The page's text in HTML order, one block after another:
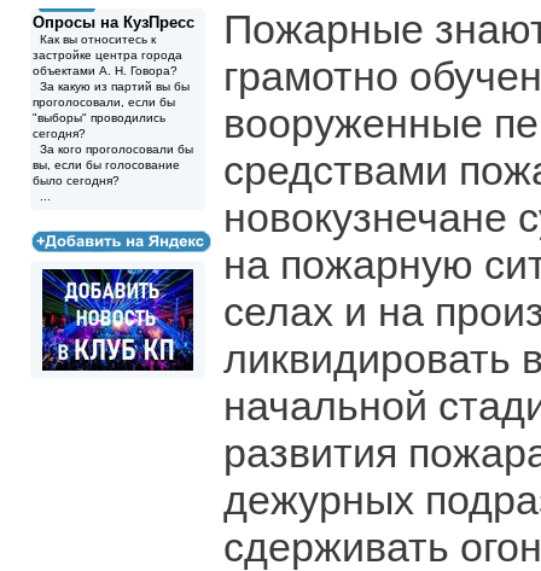
Опросы на КузПресс
Как вы относитесь к
застройке центра города
объектами А. Н. Говора?
За какую из партий вы бы
проголосовали, если бы
"выборы" проводились
сегодня?
За кого проголосовали бы
вы, если бы голосование
было сегодня?
Пожарные
грамотно
вооруженные
средствами
новокузнечане
на пожарную
селах и на
ликвидировать
начальной
развития
дежурных
сдерживать